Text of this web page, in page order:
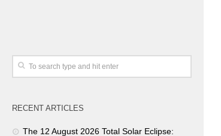
RECENT ARTICLES
The 12 August 2026 Total Solar Eclipse: